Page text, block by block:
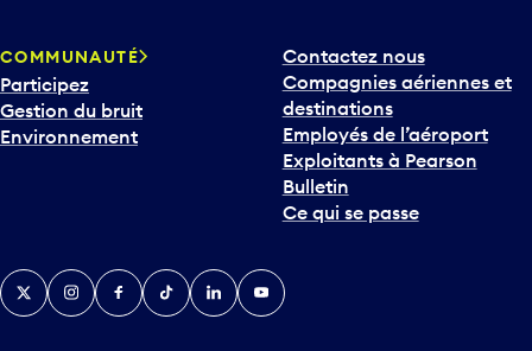
COMMUNAUTÉ
Participez
Gestion du bruit
Environnement
Contactez nous
Compagnies aériennes et
destinations
Employés de l’aéroport
Exploitants à Pearson
Bulletin
Ce qui se passe
TwitterInstagramFacebook
TikTokLinkedInYouTube